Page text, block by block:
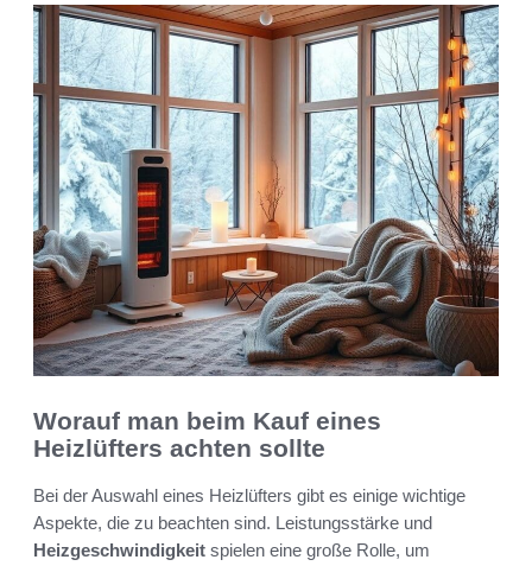
Worauf man beim Kauf eines
Heizlüfters achten sollte
Bei der Auswahl eines Heizlüfters gibt es einige wichtige
Aspekte, die zu beachten sind. Leistungsstärke und
Heizgeschwindigkeit spielen eine große Rolle, um